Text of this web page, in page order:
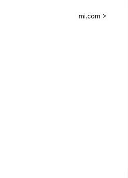
mi.com >